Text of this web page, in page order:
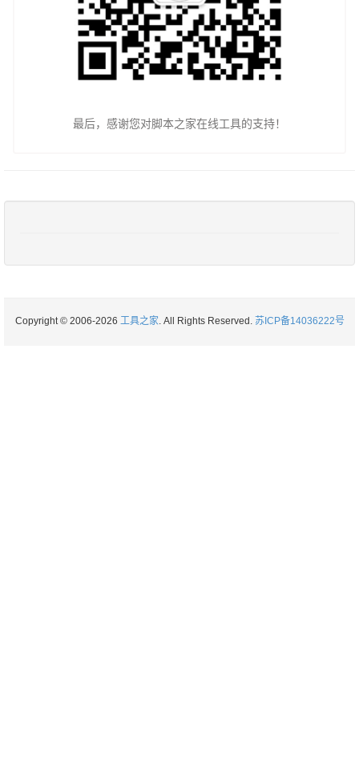
最后，感谢您对脚本之家在线工具的支持！
Copyright © 2006-2026 工具之家. All Rights Reserved. 苏ICP备14036222号